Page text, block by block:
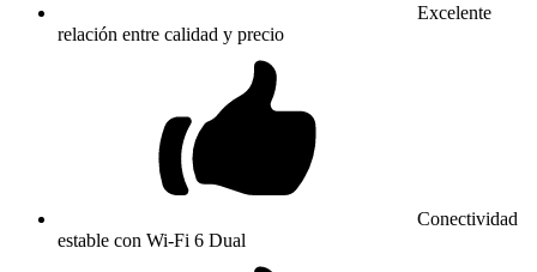
Excelente
relación entre calidad y precio
Conectividad
estable con Wi-Fi 6 Dual